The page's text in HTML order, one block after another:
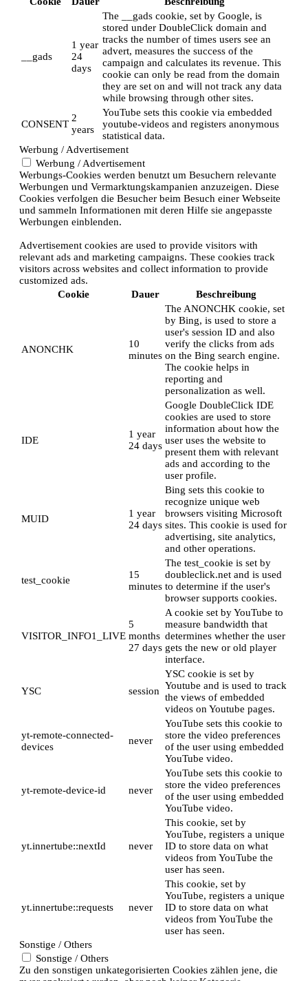
__gads
1 year
24
days
The __gads cookie, set by Google, is
stored under DoubleClick domain and
tracks the number of times users see an
advert, measures the success of the
campaign and calculates its revenue. This
cookie can only be read from the domain
they are set on and will not track any data
while browsing through other sites.
CONSENT
2
years
YouTube sets this cookie via embedded
youtube-videos and registers anonymous
statistical data.
Werbung / Advertisement
Werbung / Advertisement
Werbungs-Cookies werden benutzt um Besuchern relevante
Werbungen und Vermarktungskampanien anzuzeigen. Diese
Cookies verfolgen die Besucher beim Besuch einer Webseite
und sammeln Informationen mit deren Hilfe sie angepasste
Werbungen einblenden.
Advertisement cookies are used to provide visitors with
relevant ads and marketing campaigns. These cookies track
visitors across websites and collect information to provide
customized ads.
Cookie
Dauer Beschreibung
ANONCHK
10
minutes
The ANONCHK cookie, set
by Bing, is used to store a
user's session ID and also
verify the clicks from ads
on the Bing search engine.
The cookie helps in
reporting and
personalization as well.
IDE
1 year
24 days
Google DoubleClick IDE
cookies are used to store
information about how the
user uses the website to
present them with relevant
ads and according to the
user profile.
MUID
1 year
24 days
Bing sets this cookie to
recognize unique web
browsers visiting Microsoft
sites. This cookie is used for
advertising, site analytics,
and other operations.
test_cookie
15
minutes
The test_cookie is set by
doubleclick.net and is used
to determine if the user's
browser supports cookies.
VISITOR_INFO1_LIVE
5
months
27 days
A cookie set by YouTube to
measure bandwidth that
determines whether the user
gets the new or old player
interface.
YSC session
YSC cookie is set by
Youtube and is used to track
the views of embedded
videos on Youtube pages.
yt-remote-connected-
devices
never
YouTube sets this cookie to
store the video preferences
of the user using embedded
YouTube video.
yt-remote-device-id never
YouTube sets this cookie to
store the video preferences
of the user using embedded
YouTube video.
yt.innertube::nextId never
This cookie, set by
YouTube, registers a unique
ID to store data on what
videos from YouTube the
user has seen.
yt.innertube::requests never
This cookie, set by
YouTube, registers a unique
ID to store data on what
videos from YouTube the
user has seen.
Sonstige / Others
Sonstige / Others
Zu den sonstigen unkategorisierten Cookies zählen jene, die